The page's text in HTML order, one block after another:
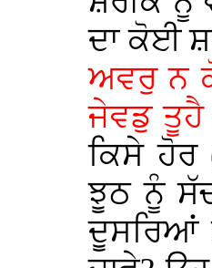
ਦਾ ਕੋਈ
ਅਵਰੁ ਨ
ਜੇਵਡੁ
ਕਿਸੇ ਹੋਰ
ਝੂਠ ਨੂੰ
ਦੂਸਰਿਆਂ